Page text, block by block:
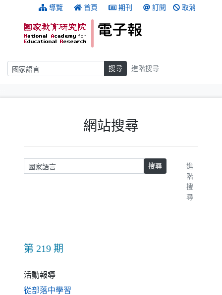
跳到主要內容 導覽 首頁 期刊 訂閱 取消
搜尋 搜尋 進階搜尋
網站搜尋
請輸入關鍵字 搜尋
進
階
搜
尋
第 219 期
活動報導
從部落中學習